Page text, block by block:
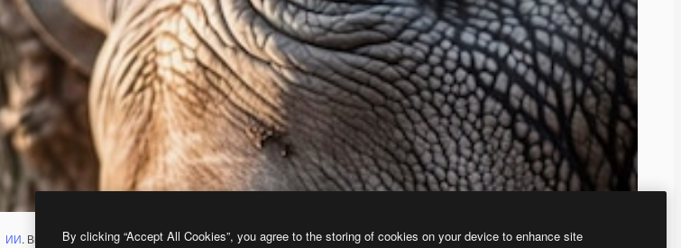
ИИ. Вы можете создать свой собственный с помощью нашего генератора изображений на основе ИИ.
By clicking “Accept All Cookies”, you agree to the storing of cookies on your device to enhance site